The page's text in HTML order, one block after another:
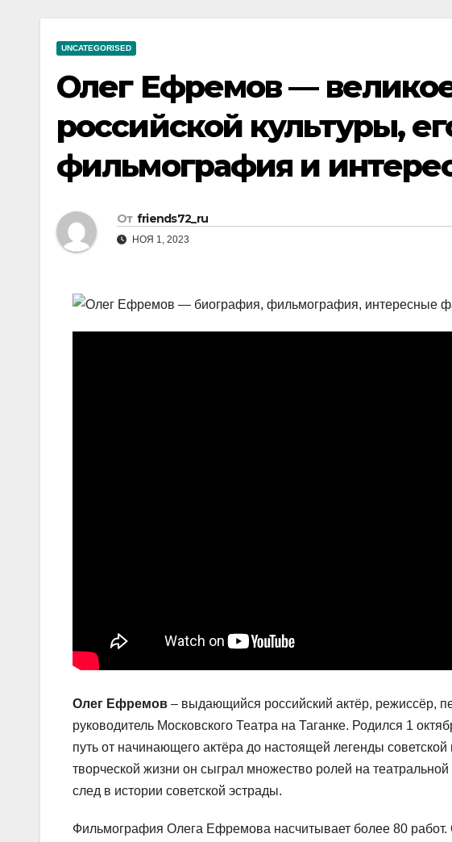
UNCATEGORISED
Олег Ефремов —
российской культуры,
фильмография и
От friends72_ru
НОЯ 1, 2023
Олег Ефремов – выдающийся российский актёр, режиссёр,
руководитель Московского Театра на Таганке. Родился 1
путь от начинающего актёра до настоящей легенды
творческой жизни он сыграл множество ролей на
след в истории советской эстрады.
Фильмография Олега Ефремова насчитывает более 80